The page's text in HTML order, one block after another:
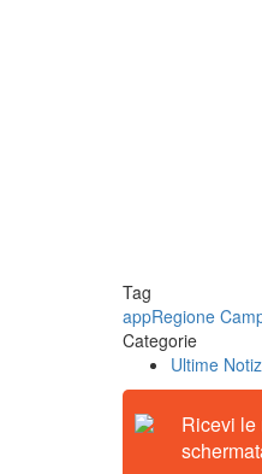
Tag
appRegione
Categorie
Ultime
Ricevi le